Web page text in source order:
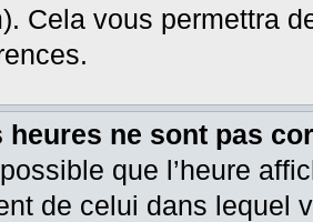
Cela vous permettra
heures ne sont pas
que l’heure
de celui dans lequel